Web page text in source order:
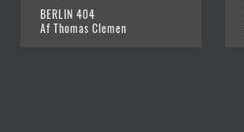
BERLIN 404
Af Thomas Clemen